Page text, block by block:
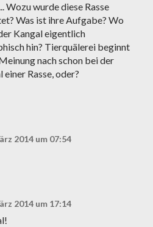
Wozu wurde diese Rasse
Was ist ihre Aufgabe? Wo
Kangal eigentlich
hin? Tierquälerei beginnt
nach schon bei der
einer Rasse, oder?
2014 um 07:54
2014 um 17:14